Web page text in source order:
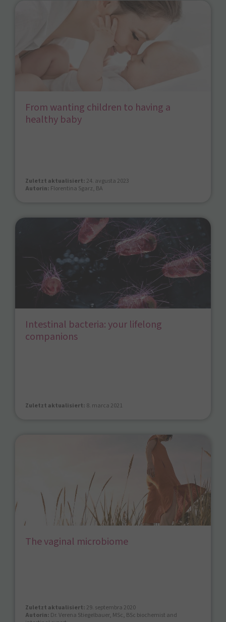
From wanting children to having a
healthy baby
Zuletzt aktualisiert: 24. avgusta 2023
Autorin: Florentina Sgarz, BA
Intestinal bacteria: your lifelong
companions
Zuletzt aktualisiert: 8. marca 2021
The vaginal microbiome
Zuletzt aktualisiert: 29. septembra 2020
Autorin: Dr. Verena Stiegelbauer, MSc, BSc biochemist and